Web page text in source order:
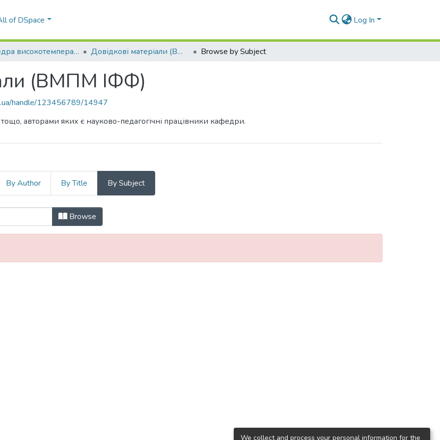
of DSpace Log In
Кафедра високотемпературних матеріалів та порошкової металургії (ВМПМ ІФФ) Довідкові матеріали (ВМПМ ІФФ) Browse by Subject
(ВМПМ ІФФ)
handle/123456789/14947
авторами яких є науково-педагогічні працівники кафедри.
By Author By Title By Subject
(ВМПМ ІФФ) by Subject
Browse
We collect and process your personal information for the